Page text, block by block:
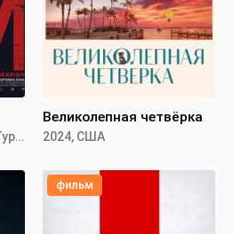
2017, Франция, Греция, Турция
Великолепная четвёрка
2024, США
фильм